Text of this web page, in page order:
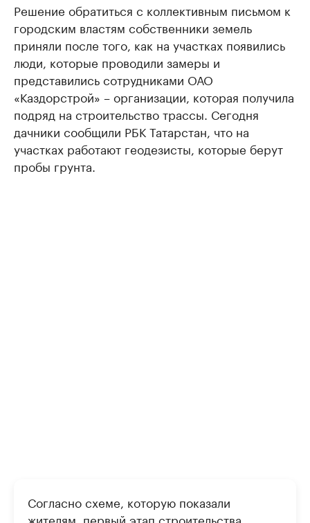
Решение обратиться с коллективным письмом к
городским властям собственники земель
приняли после того, как на участках появились
люди, которые проводили замеры и
представились сотрудниками ОАО
«Каздорстрой» – организации, которая получила
подряд на строительство трассы. Сегодня
дачники сообщили РБК Татарстан, что на
участках работают геодезисты, которые берут
пробы грунта.
Согласно схеме, которую показали
жителям, первый этап строительства